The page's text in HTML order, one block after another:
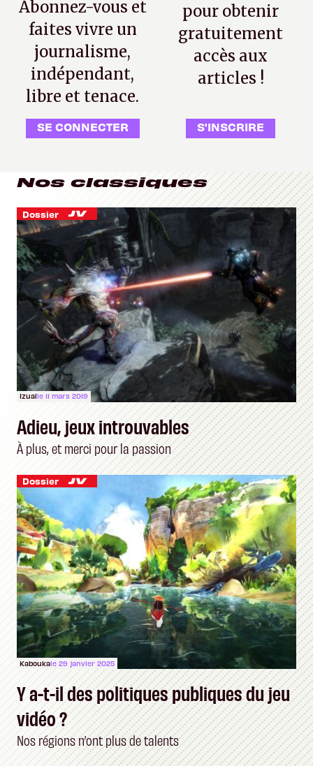
Abonnez-vous et
faites vivre un
journalisme,
indépendant,
libre et tenace.
SE CONNECTER
pour obtenir
gratuitement
accès aux
articles !
S'INSCRIRE
Nos classiques
Dossier
Izualle 11 mars 2019
Adieu, jeux introuvables
À plus, et merci pour la passion
Dossier
Kaboukale 29 janvier 2025
Y a-t-il des politiques publiques du jeu
vidéo ?
Nos régions n’ont plus de talents